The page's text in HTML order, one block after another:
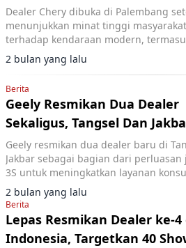
Dealer Chery dibuka di Palembang
menunjukkan minat tinggi masyarakat
terhadap kendaraan modern,
dan EV.
2 bulan yang lalu
Berita
Geely Resmikan Dua Dealer
Sekaligus, Tangsel Dan
Geely resmikan dua dealer baru di
Jakbar sebagai bagian dari perluasan
3S untuk meningkatkan layanan
Jabodetabek.
2 bulan yang lalu
Berita
Lepas Resmikan Dealer ke-4
Indonesia, Targetkan 40